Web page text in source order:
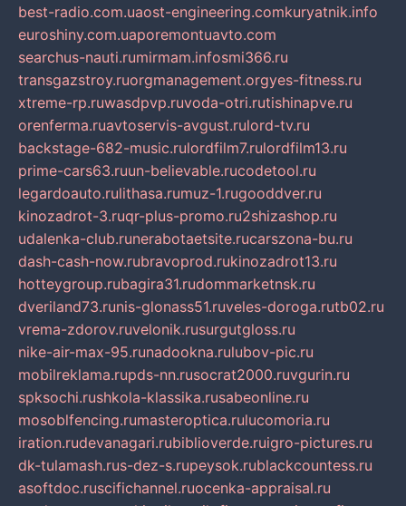
best-radio.com.uaost-engineering.comkuryatnik.info
euroshiny.com.uaporemontuavto.com
searchus-nauti.rumirmam.infosmi366.ru
transgazstroy.ruorgmanagement.orgyes-fitness.ru
xtreme-rp.ruwasdpvp.ruvoda-otri.rutishinapve.ru
orenferma.ruavtoservis-avgust.rulord-tv.ru
backstage-682-music.rulordfilm7.rulordfilm13.ru
prime-cars63.ruun-believable.rucodetool.ru
legardoauto.rulithasa.rumuz-1.rugooddver.ru
kinozadrot-3.ruqr-plus-promo.ru2shizashop.ru
udalenka-club.runerabotaetsite.rucarszona-bu.ru
dash-cash-now.rubravoprod.rukinozadrot13.ru
hotteygroup.rubagira31.rudommarketnsk.ru
dveriland73.runis-glonass51.ruveles-doroga.rutb02.ru
vrema-zdorov.ruvelonik.rusurgutgloss.ru
nike-air-max-95.runadookna.rulubov-pic.ru
mobilreklama.rupds-nn.rusocrat2000.ruvgurin.ru
spksochi.rushkola-klassika.rusabeonline.ru
mosoblfencing.rumasteroptica.rulucomoria.ru
iration.rudevanagari.rubiblioverde.ruigro-pictures.ru
dk-tulamash.rus-dez-s.rupeysok.rublackcountess.ru
asoftdoc.ruscifichannel.ruocenka-appraisal.ru